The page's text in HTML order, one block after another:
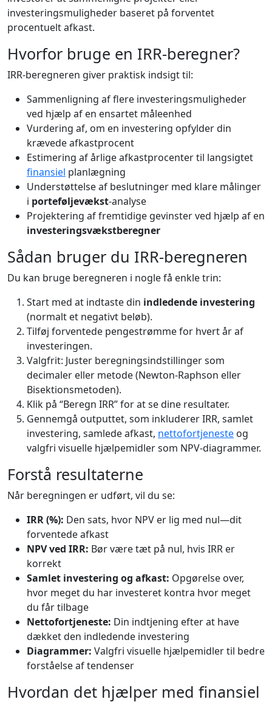
investeringsmuligheder baseret på forventet
procentuelt afkast.
Hvorfor bruge en IRR-beregner?
IRR-beregneren giver praktisk indsigt til:
Sammenligning af flere investeringsmuligheder
ved hjælp af en ensartet måleenhed
Vurdering af, om en investering opfylder din
krævede afkastprocent
Estimering af årlige afkastprocenter til langsigtet
finansiel planlægning
Understøttelse af beslutninger med klare målinger
i porteføljevækst-analyse
Projektering af fremtidige gevinster ved hjælp af en
investeringsvækstberegner
Sådan bruger du IRR-beregneren
Du kan bruge beregneren i nogle få enkle trin:
Start med at indtaste din indledende investering
(normalt et negativt beløb).
Tilføj forventede pengestrømme for hvert år af
investeringen.
Valgfrit: Juster beregningsindstillinger som
decimaler eller metode (Newton-Raphson eller
Bisektionsmetoden).
Klik på “Beregn IRR” for at se dine resultater.
Gennemgå outputtet, som inkluderer IRR, samlet
investering, samlede afkast, nettofortjeneste og
valgfri visuelle hjælpemidler som NPV-diagrammer.
Forstå resultaterne
Når beregningen er udført, vil du se:
IRR (%): Den sats, hvor NPV er lig med nul—dit
forventede afkast
NPV ved IRR: Bør være tæt på nul, hvis IRR er
korrekt
Samlet investering og afkast: Opgørelse over,
hvor meget du har investeret kontra hvor meget
du får tilbage
Nettofortjeneste: Din indtjening efter at have
dækket den indledende investering
Diagrammer: Valgfri visuelle hjælpemidler til bedre
forståelse af tendenser
Hvordan det hjælper med finansiel